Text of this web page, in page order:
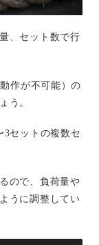
、セット数で行
作が不可能）の
う。
3セットの複数セ
ので、負荷量や
うに調整してい